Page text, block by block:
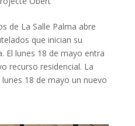
de La Salle Palma abre
que inician su
El lunes 18 de mayo entra
recurso residencial. La
18 de mayo un nuevo